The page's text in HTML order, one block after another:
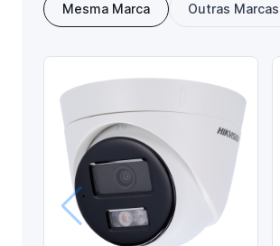
Mesma Marca Outras Marcas
Anterior